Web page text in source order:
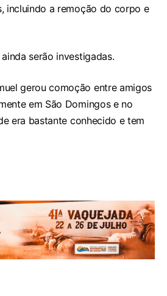
incluindo a remoção do corpo e
serão investigadas.
gerou comoção entre amigos
em São Domingos e no
era bastante conhecido e tem